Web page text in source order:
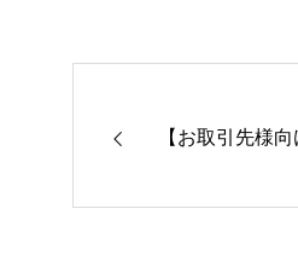
【お取引先様